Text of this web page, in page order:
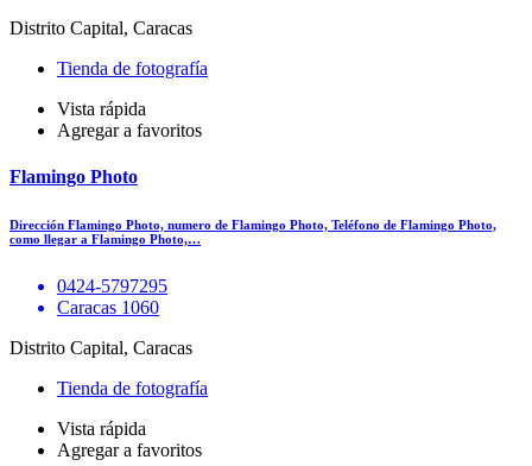
Distrito Capital, Caracas
Tienda de fotografía
Vista rápida
Agregar a favoritos
Flamingo Photo
Dirección Flamingo Photo, numero de Flamingo Photo, Teléfono de Flamingo Photo,
como llegar a Flamingo Photo,…
0424-5797295
Caracas 1060
Distrito Capital, Caracas
Tienda de fotografía
Vista rápida
Agregar a favoritos